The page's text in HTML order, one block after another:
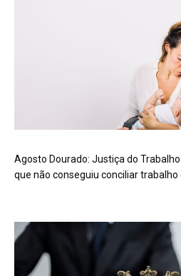
Agosto Dourado: Justiça do
que não conseguiu conciliar